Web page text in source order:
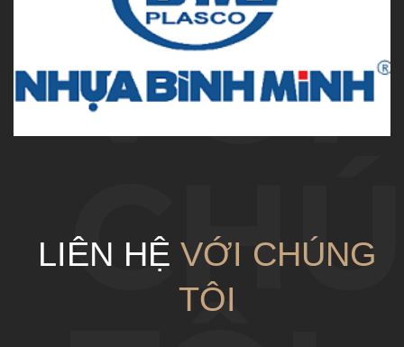
LIÊN HỆVỚI CHÚNG
TÔI
VỚI